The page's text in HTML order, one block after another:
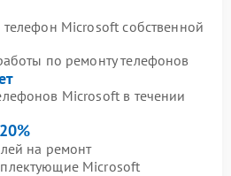
Microsoft собственной
по ремонту телефонов
Microsoft в течении
20%
на ремонт
Microsoft